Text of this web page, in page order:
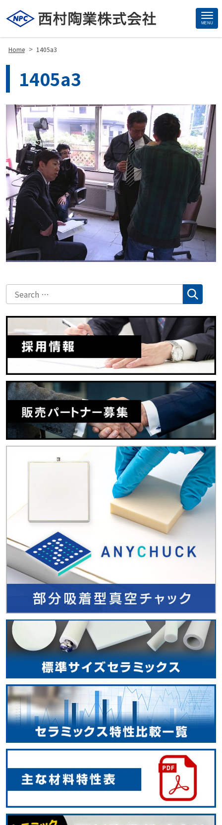
MENU
Home > 1405a3
1405a3
Site
Footer